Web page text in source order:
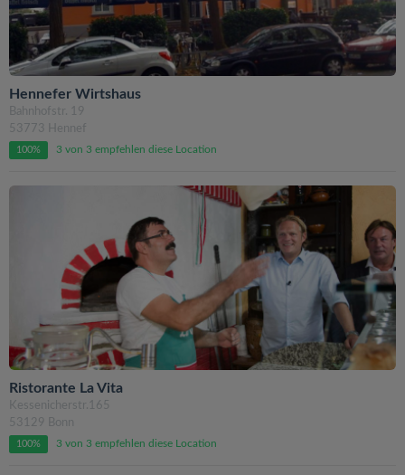
Hennefer Wirtshaus
Bahnhofstr. 19
53773 Hennef
100% 3 von 3 empfehlen diese Location
Ristorante La Vita
Kessenicherstr.165
53129 Bonn
100% 3 von 3 empfehlen diese Location